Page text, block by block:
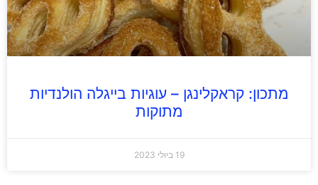
מתכון: קראקלינגן – עוגיות בייגלה הולנדיות
מתוקות
19 ביולי 2023